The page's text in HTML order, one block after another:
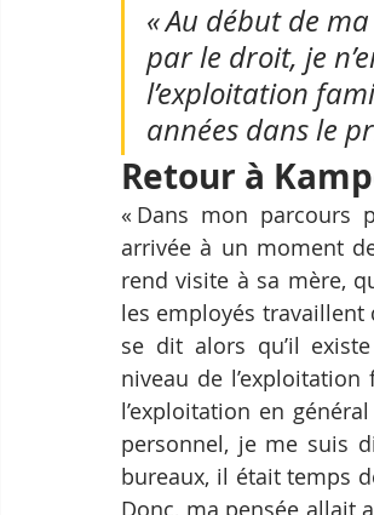
« Au début de
par le droit, je
l’exploitation
années dans le
Retour à
« Dans mon parcours
arrivée à un moment
rend visite à sa mère,
les employés
se dit alors qu’il
niveau de
l’exploitation en
personnel, je me suis
bureaux, il était temps